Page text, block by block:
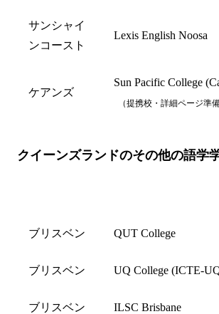
サンシャイ
ンコースト
Lexis English Noosa
ケアンズ
Sun Pacific College
（提携校・詳細ページ準備
クイーンズランドのその他の語学
ブリスベン QUT College
ブリスベン UQ College (ICTE-
ブリスベン ILSC Brisbane